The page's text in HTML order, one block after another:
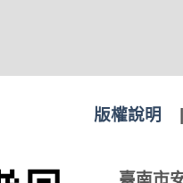
版權說明
臺南市